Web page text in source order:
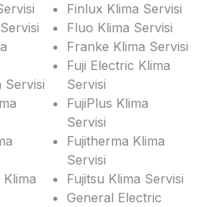
Servisi
Finlux Klima Servisi
Fluo Klima Servisi
Franke Klima Servisi
Fuji Electric Klima
Servisi
FujiPlus Klima
Servisi
Fujitherma Klima
Servisi
Fujitsu Klima Servisi
General Electric